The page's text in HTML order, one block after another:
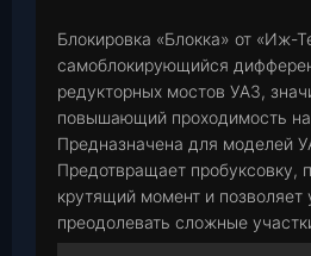
Блокировка «Блокка» от «Иж-
самоблокирующийся
редукторных мостов УАЗ,
повышающий проходимость
Предназначена для моделей
Предотвращает пробуксовку,
крутящий момент и позволяет
преодолевать сложные